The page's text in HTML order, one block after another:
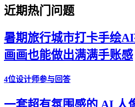
近期热门问题
暑期旅行城市打卡手绘
画画也能做出满满手账感
4位设计师参与回答